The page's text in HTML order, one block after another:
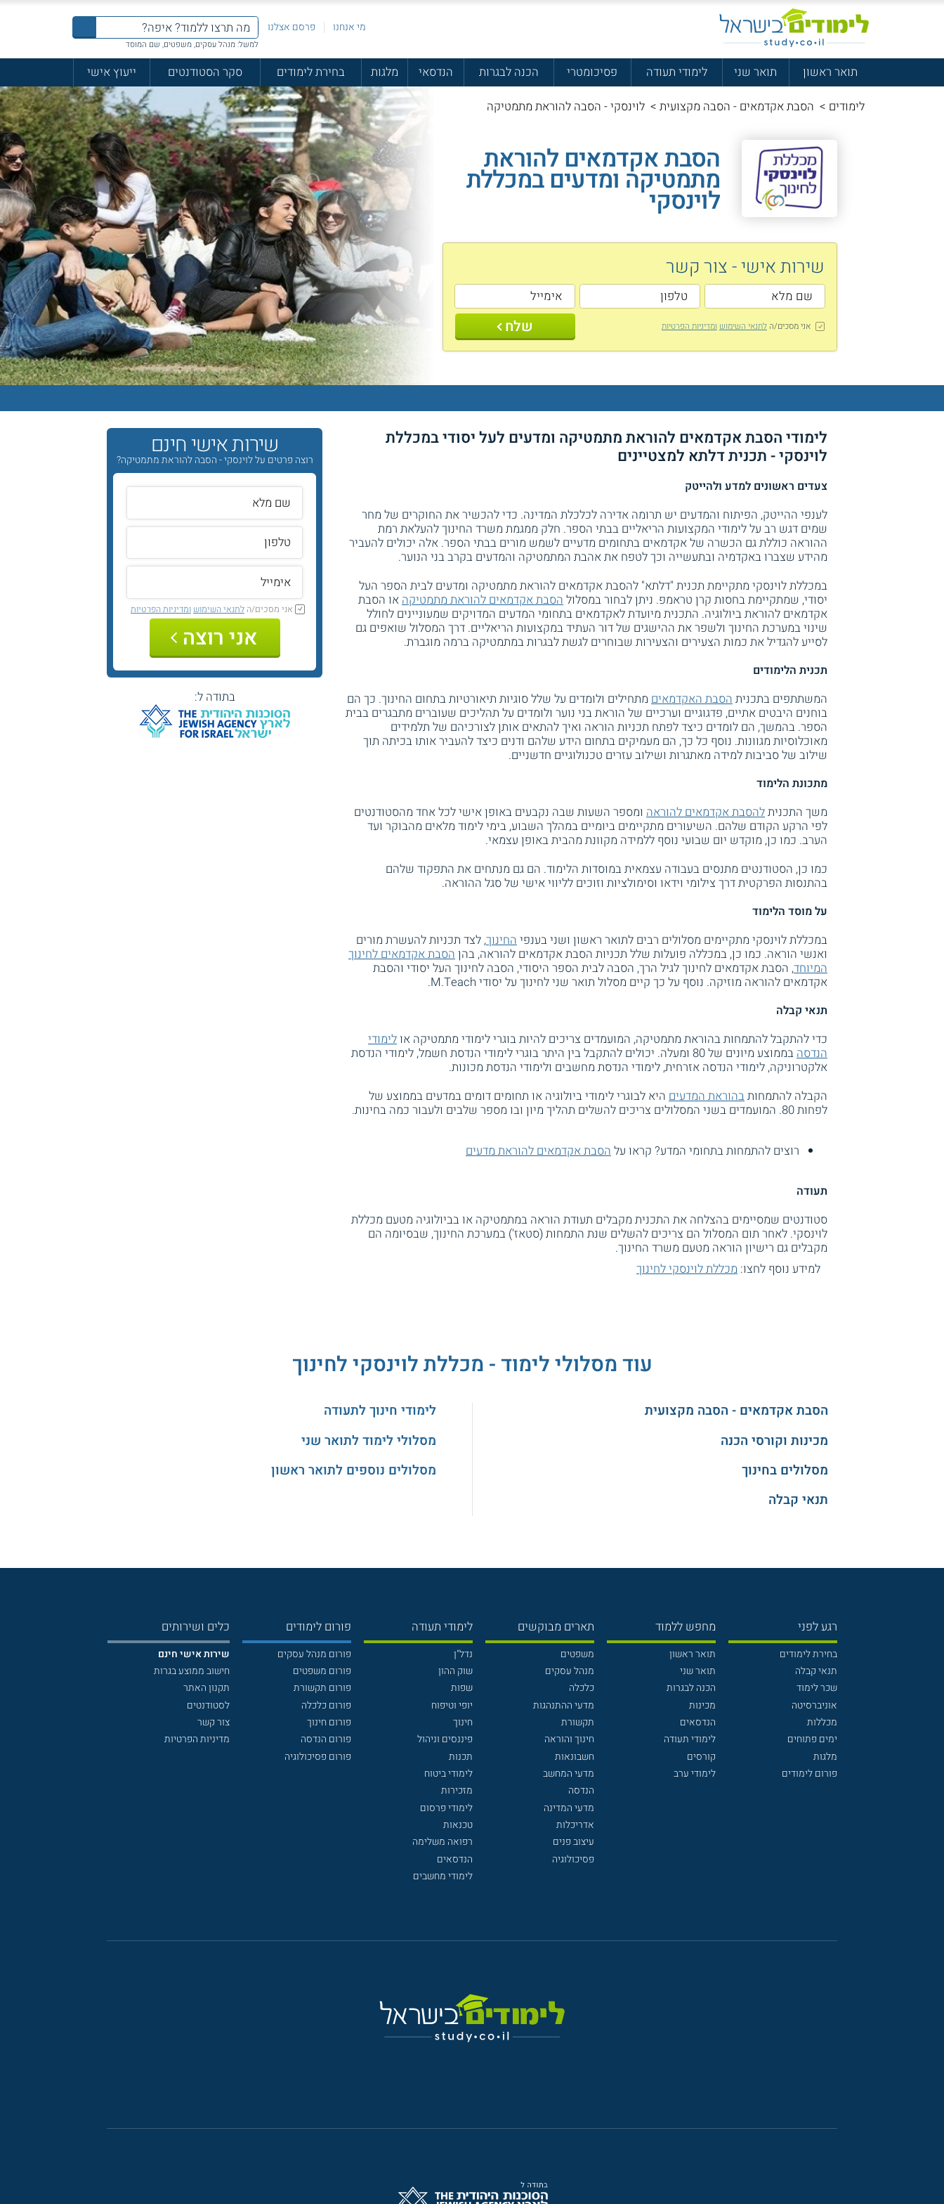
מי אנחנו פרסם אצלנו
למשל: מנהל עסקים, משפטים, שם המוסד
תואר ראשון תואר שני לימודי תעודה פסיכומטרי הכנה לבגרות הנדסאי מלגות בחירת לימודים סקר הסטודנטים
ייעוץ אישי
לימודים > הסבת אקדמאים - הסבה מקצועית > לוינסקי - הסבה להוראת מתמטיקה
הסבת אקדמאים להוראת
מתמטיקה ומדעים במכללת
לוינסקי
שירות אישי - צור קשר
אני מסכים/הלתנאי השימוש ומדיניות הפרטיות שלח
לימודי הסבת אקדמאים להוראת מתמטיקה ומדעים לעל יסודי במכללת
לוינסקי - תכנית דלתא למצטיינים
צעדים ראשונים למדע ולהייטק
לענפי ההייטק, הפיתוח והמדעים יש תרומה אדירה לכלכלת המדינה. כדי להכשיר את החוקרים של מחר
שמים דגש רב על לימודי המקצועות הריאליים בבתי הספר. חלק ממגמת משרד החינוך להעלאת רמת
ההוראה כוללת גם הכשרה של אקדמאים בתחומים מדעיים לשמש מורים בבתי הספר. אלה יכולים להעביר
מהידע שצברו באקדמיה ובתעשייה וכך לטפח את אהבת המתמטיקה והמדעים בקרב בני הנוער.
במכללת לוינסקי מתקיימת תכנית "דלתא" להסבת אקדמאים להוראת מתמטיקה ומדעים לבית הספר העל
יסודי, שמתקיימת בחסות קרן טראמפ. ניתן לבחור במסלולהסבת אקדמאים להוראת מתמטיקהאו הסבת
אקדמאים להוראת ביולוגיה. התכנית מיועדת לאקדמאים בתחומי המדעים המדויקים שמעוניינים לחולל
שינוי במערכת החינוך ולשפר את ההישגים של דור העתיד במקצועות הריאליים. דרך המסלול שואפים גם
לסייע להגדיל את כמות הצעירים והצעירות שבוחרים לגשת לבגרות במתמטיקה ברמה מוגברת.
תכנית הלימודים
המשתתפים בתכניתהסבת האקדמאים מתחילים ולומדים על שלל סוגיות תיאורטיות בתחום החינוך. כך הם
בוחנים היבטים אתיים, פדגוגיים וערכיים של הוראת בני נוער ולומדים על תהליכים שעוברים מתבגרים בבית
הספר. בהמשך, הם לומדים כיצד לפתח תכניות הוראה ואיך להתאים אותן לצורכיהם של תלמידים
מאוכלוסיות מגוונות. נוסף כל כך, הם מעמיקים בתחום הידע שלהם ודנים כיצד להעביר אותו בכיתה תוך
שילוב של סביבות למידה מאתגרות ושילוב עזרים טכנולוגיים חדשניים.
מתכונת הלימוד
משך התכניתלהסבת אקדמאים להוראה ומספר השעות שבה נקבעים באופן אישי לכל אחד מהסטודנטים
לפי הרקע הקודם שלהם. השיעורים מתקיימים ביומיים במהלך השבוע, בימי לימוד מלאים מהבוקר ועד
הערב. כמו כן, מוקדש יום שבועי נוסף ללמידה מקוונת מהבית באופן עצמאי.
כמו כן, הסטודנטים מתנסים בעבודה עצמאית במוסדות הלימוד. הם גם מנתחים את התפקוד שלהם
בהתנסות הפרקטית דרך צילומי וידאו וסימולציות וזוכים לליווי אישי של סגל ההוראה.
על מוסד הלימוד
במכללת לוינסקי מתקיימים מסלולים רבים לתואר ראשון ושני בענפיהחינוך, לצד תכניות להעשרת מורים
ואנשי הוראה. כמו כן, במכללה פועלות שלל תכניות הסבת אקדמאים להוראה, בהןהסבת אקדמאים לחינוך
המיוחד, הסבת אקדמאים לחינוך לגיל הרך, הסבה לבית הספר היסודי, הסבה לחינוך העל יסודי והסבת
אקדמאים להוראה מוזיקה. נוסף על כך קיים מסלול תואר שני לחינוך על יסודי M.Teach.
תנאי קבלה
כדי להתקבל להתמחות בהוראת מתמטיקה, המועמדים צריכים להיות בוגרי לימודי מתמטיקה אולימודי
הנדסה
בממוצע מיונים של 80 ומעלה. יכולים להתקבל בין היתר בוגרי לימודי הנדסת חשמל, לימודי הנדסת
אלקטרוניקה, לימודי הנדסה אזרחית, לימודי הנדסת מחשבים ולימודי הנדסת מכונות.
הקבלה להתמחותבהוראת המדעים היא לבוגרי לימודי ביולוגיה או תחומים דומים במדעים בממוצע של
לפחות 80. המועמדים בשני המסלולים צריכים להשלים תהליך מיון ובו מספר שלבים ולעבור כמה בחינות.
רוצים להתמחות בתחומי המדע? קראו על הסבת אקדמאים להוראת מדעים
תעודה
סטודנטים שמסיימים בהצלחה את התכנית מקבלים תעודת הוראה במתמטיקה או בביולוגיה מטעם מכללת
לוינסקי. לאחר תום המסלול הם צריכים להשלים שנת התמחות (סטאז') במערכת החינוך, שבסיומה הם
מקבלים גם רישיון הוראה מטעם משרד החינוך.
למידע נוסף לחצו: מכללת לוינסקי לחינוך
שירות אישי חינם
רוצה פרטים על לוינסקי - הסבה להוראת מתמטיקה?
אני מסכים/הלתנאי השימוש ומדיניות הפרטיות
אני רוצה
בתודה ל:
עוד מסלולי לימוד - מכללת לוינסקי לחינוך
הסבת אקדמאים - הסבה מקצועית
מכינות וקורסי הכנה
מסלולים בחינוך
תנאי קבלה
לימודי חינוך לתעודה
מסלולי לימוד לתואר שני
מסלולים נוספים לתואר ראשון
רגע לפני
בחירת לימודים
תנאי קבלה
שכר לימוד
אוניברסיטה
מכללות
ימים פתוחים
מלגות
פורום לימודים
מחפש ללמוד
תואר ראשון
תואר שני
הכנה לבגרות
מכינות
הנדסאים
לימודי תעודה
קורסים
לימודי ערב
תארים מבוקשים
משפטים
מנהל עסקים
כלכלה
מדעי ההתנהגות
תקשורת
חינוך והוראה
חשבונאות
מדעי המחשב
הנדסה
מדעי המדינה
אדריכלות
עיצוב פנים
פסיכולוגיה
לימודי תעודה
נדל"ן
שוק ההון
שפות
יופי וטיפוח
חינוך
פיננסים וניהול
תכנות
לימודי ביטוח
מזכירות
לימודי פרסום
טכנאות
רפואה משלימה
הנדסאים
לימודי מחשבים
פורום לימודים
פורום מנהל עסקים
פורום משפטים
פורום תקשורת
פורום כלכלה
פורום חינוך
פורום הנדסה
פורום פסיכולוגיה
כלים ושירותים
שירות אישי חינם
חישוב ממוצע בגרות
תקנון האתר
לסטודנטים
צור קשר
מדיניות הפרטיות